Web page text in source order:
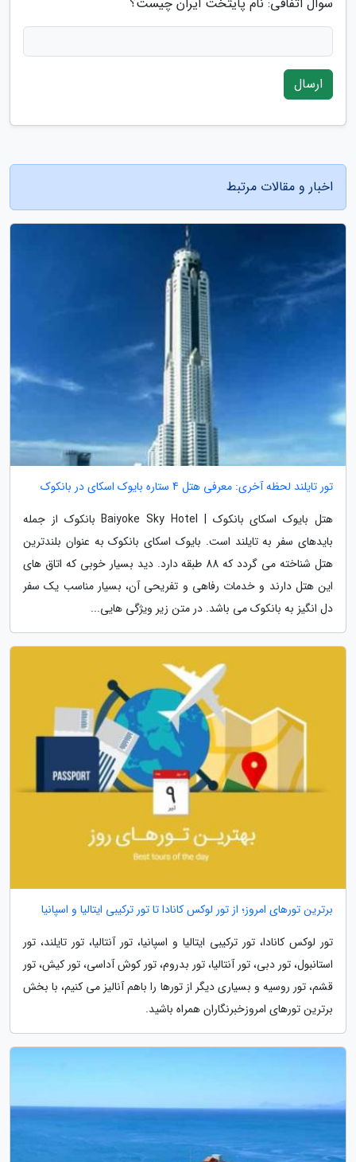
ارسال
اخبار و مقالات مرتبط
تور تایلند لحظه آخری: معرفی هتل 4 ستاره بایوک اسکای در بانکوک
هتل بایوک اسکای بانکوک | Baiyoke Sky Hotel بانکوک از جمله
بایدهای سفر به تایلند است. بایوک اسکای بانکوک به عنوان بلندترین
هتل شناخته می گردد که 88 طبقه دارد. دید بسیار خوبی که اتاق های
این هتل دارند و خدمات رفاهی و تفریحی آن، بسیار مناسب یک سفر
دل انگیز به بانکوک می باشد. در متن زیر ویژگی هایی...
برترین تورهای امروز؛ از تور لوکس کانادا تا تور ترکیبی ایتالیا و اسپانیا
تور لوکس کانادا، تور ترکیبی ایتالیا و اسپانیا، تور آنتالیا، تور تایلند، تور
استانبول، تور دبی، تور آنتالیا، تور بدروم، تور کوش آداسی، تور کیش، تور
قشم، تور روسیه و بسیاری دیگر از تورها را باهم آنالیز می کنیم، با بخش
برترین تورهای امروزخبرنگاران همراه باشید.